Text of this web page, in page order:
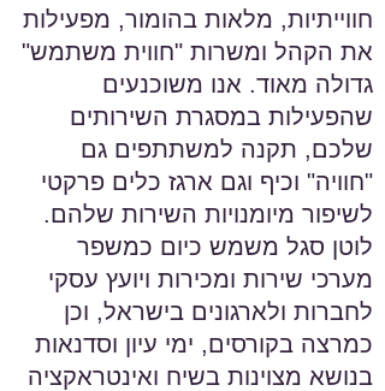
חווייתיות, מלאות בהומור, מפעילות
את הקהל ומשרות "חווית משתמש"
גדולה מאוד. אנו משוכנעים
שהפעילות במסגרת השירותים
שלכם, תקנה למשתתפים גם
"חוויה" וכיף וגם ארגז כלים פרקטי
לשיפור מיומנויות השירות שלהם.
לוטן סגל משמש כיום כמשפר
מערכי שירות ומכירות ויועץ עסקי
לחברות ולארגונים בישראל, וכן
כמרצה בקורסים, ימי עיון וסדנאות
בנושא מצוינות בשיח ואינטראקציה